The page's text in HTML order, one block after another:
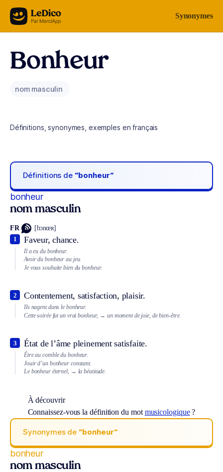
Aller au contenu Synonymes
Bonheur
nom masculin
Définitions, synonymes, exemples en français
Définitions de “bonheur“
bonheur
nom masculin
FR [bɔnœʀ]
Faveur, chance.
1
Il a eu du bonheur.
Avoir du bonheur au jeu.
Je vous souhaite bien du bonheur.
Contentement, satisfaction, plaisir.
2
Ils nagent dans le bonheur.
Cette soirée fut un vrai bonheur, → un moment de joie, de bien-être.
État de l’âme pleinement satisfaite.
3
Être au comble du bonheur.
Jouir d’un bonheur constant.
Le bonheur éternel, → la béatitude.
À découvrir
Connaissez-vous la définition du mot musicologique?
Synonymes de “bonheur“
bonheur
nom masculin